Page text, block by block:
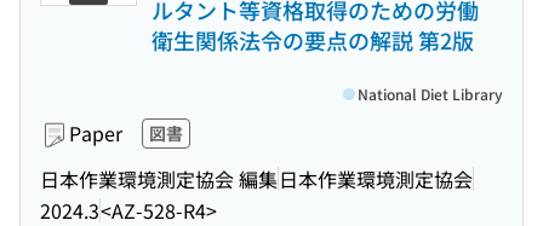
ルタント等資格取得のための労働
衛生関係法令の要点の解説 第2版
Paper 図書
日本作業環境測定協会 編集日本作業環境測定協会
2024.3<AZ-528-R4>
National Diet Library